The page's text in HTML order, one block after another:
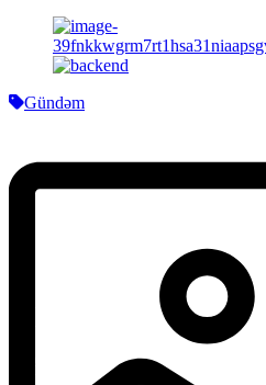
Gündəm